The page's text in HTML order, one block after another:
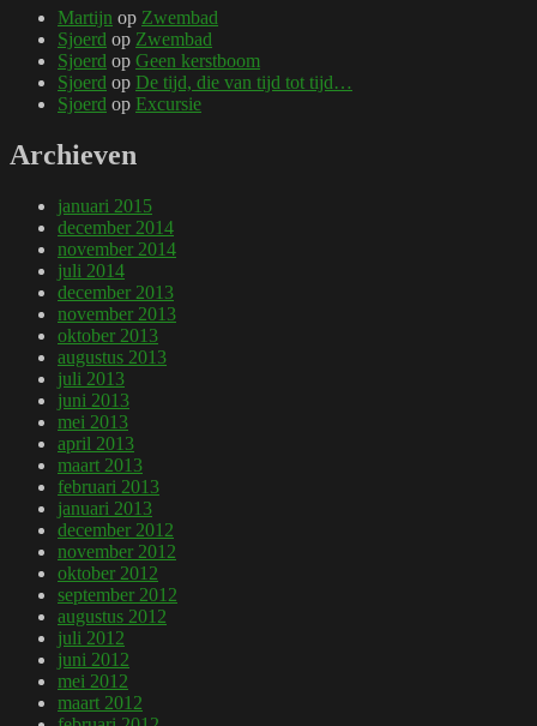
Martijn op Zwembad
Sjoerd op Zwembad
Sjoerd op Geen kerstboom
Sjoerd op De tijd, die van tijd tot tijd…
Sjoerd op Excursie
Archieven
januari 2015
december 2014
november 2014
juli 2014
december 2013
november 2013
oktober 2013
augustus 2013
juli 2013
juni 2013
mei 2013
april 2013
maart 2013
februari 2013
januari 2013
december 2012
november 2012
oktober 2012
september 2012
augustus 2012
juli 2012
juni 2012
mei 2012
maart 2012